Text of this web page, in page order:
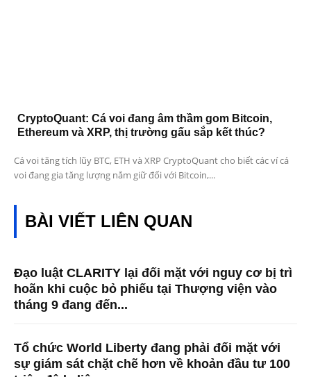
CryptoQuant: Cá voi đang âm thầm gom Bitcoin,
Ethereum và XRP, thị trường gấu sắp kết thúc?
Cá voi tăng tích lũy BTC, ETH và XRP CryptoQuant cho biết các ví cá
voi đang gia tăng lượng nắm giữ đối với Bitcoin,...
BÀI VIẾT LIÊN QUAN
Đạo luật CLARITY lại đối mặt với nguy cơ bị trì
hoãn khi cuộc bỏ phiếu tại Thượng viện vào
tháng 9 đang đến...
Tổ chức World Liberty đang phải đối mặt với
sự giám sát chặt chẽ hơn về khoản đầu tư 100